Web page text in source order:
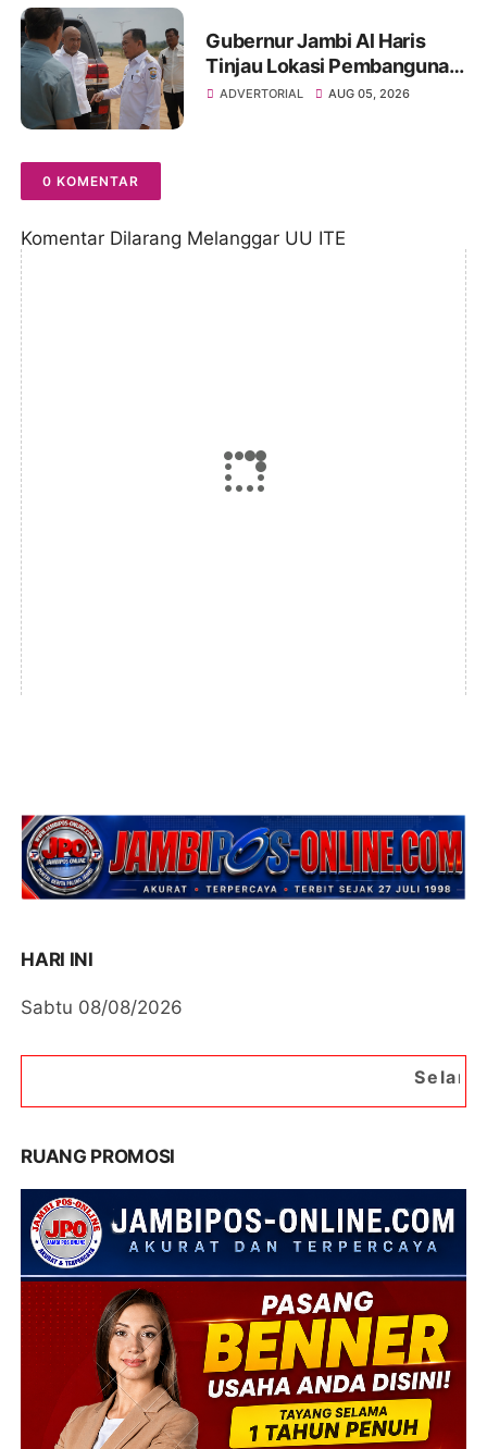
Gubernur Jambi Al Haris
Tinjau Lokasi Pembangunan
Sekolah Rakyat dan Lokasi
ADVERTORIAL AUG 05, 2026
0 KOMENTAR
Komentar Dilarang Melanggar UU ITE
HARI INI
Sabtu 08/08/2026
Selamat Datang di
RUANG PROMOSI